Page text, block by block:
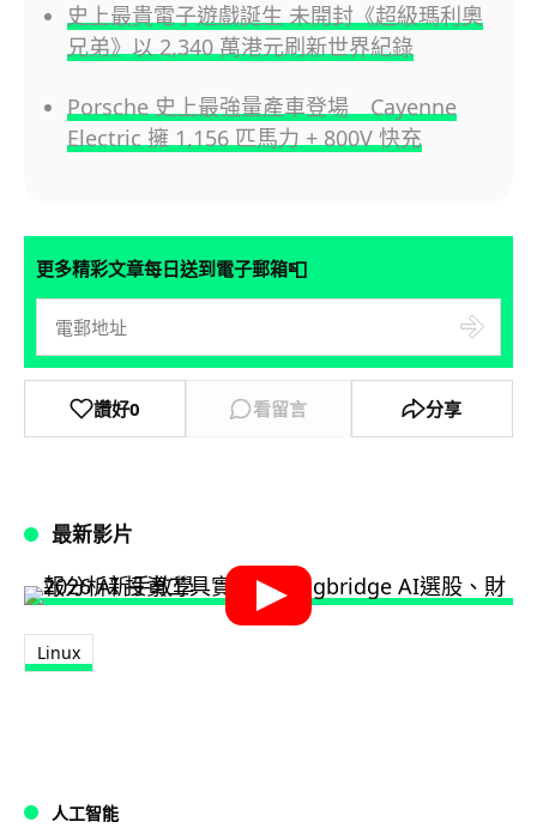
史上最貴電子遊戲誕生 未開封《超級瑪利奧
兄弟》以 2,340 萬港元刷新世界紀錄
Porsche 史上最強量產車登場 Cayenne
Electric 擁 1,156 匹馬力 + 800V 快充
更多精彩文章每日送到電子郵箱📮
讚好0 看留言 分享
最新影片
Linux
人工智能